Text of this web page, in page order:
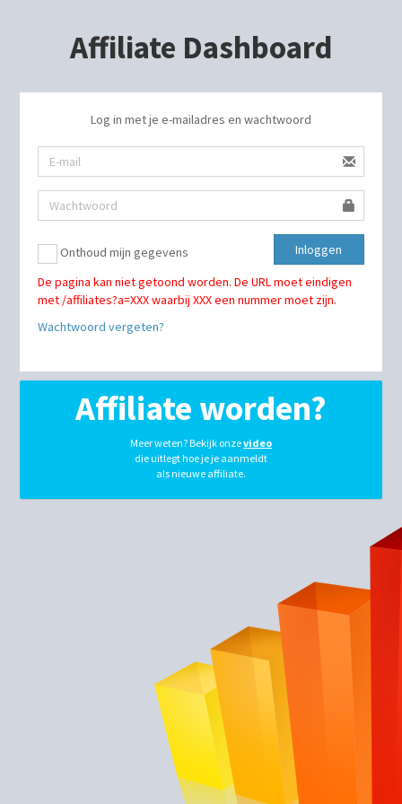
Affiliate Dashboard
Log in met je e-mailadres en wachtwoord
Onthoud mijn gegevens
Inloggen
De pagina kan niet getoond worden. De URL moet eindigen
met /affiliates?a=XXX waarbij XXX een nummer moet zijn.
Wachtwoord vergeten?
Affiliate worden?
Meer weten? Bekijk onzevideo
die uitlegt hoe je je aanmeldt
als nieuwe affiliate.